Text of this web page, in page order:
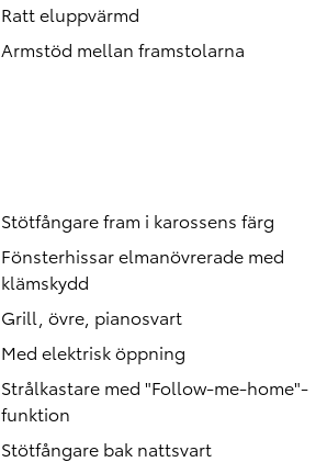
Ratt eluppvärmd
Armstöd mellan framstolarna
Stötfångare fram i karossens färg
Fönsterhissar elmanövrerade med
klämskydd
Grill, övre, pianosvart
Med elektrisk öppning
Strålkastare med "Follow-me-home"-
funktion
Stötfångare bak nattsvart